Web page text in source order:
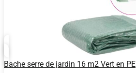
Bache serre de jardin 16 m2 Vert en PE